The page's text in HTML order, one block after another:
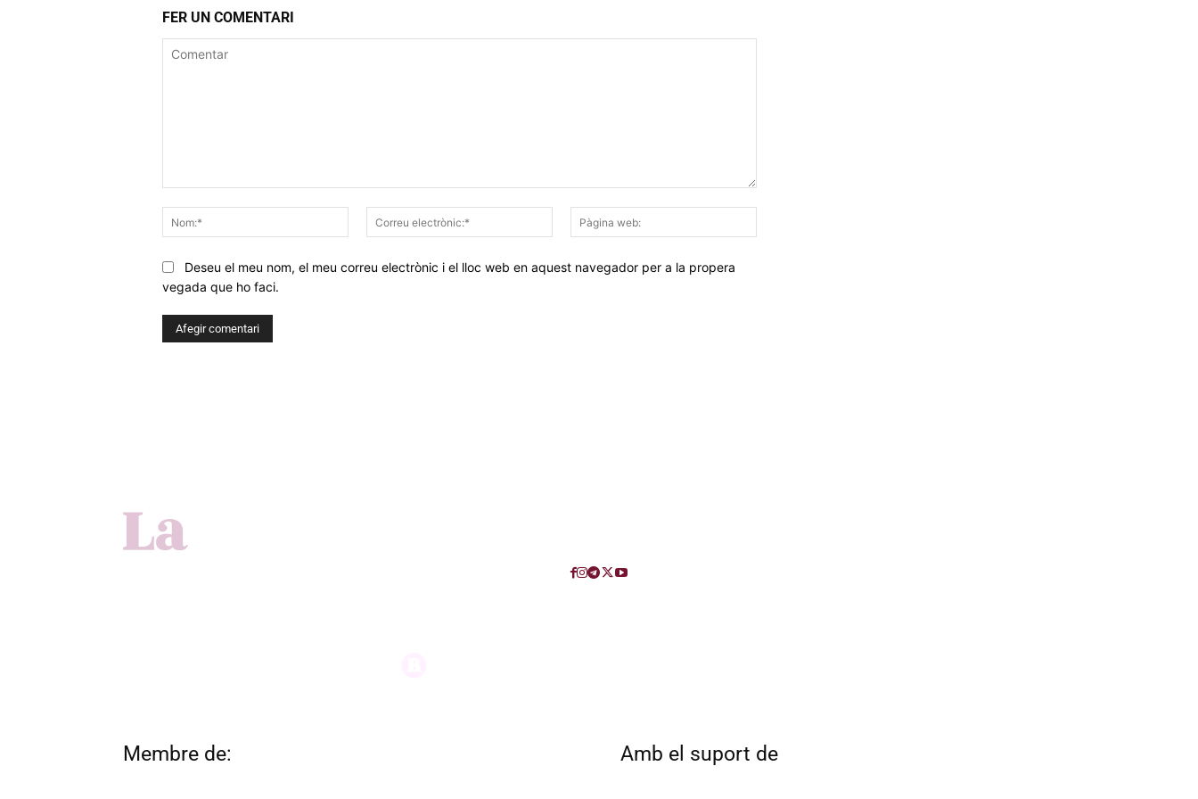
FER UN COMENTARI
Nom:*
Correu
electrònic:*
web:
Deseu el meu nom, el meu correu electrònic i el lloc web en aquest navegador per a la propera
vegada que ho faci.
Membre de: Amb el suport de